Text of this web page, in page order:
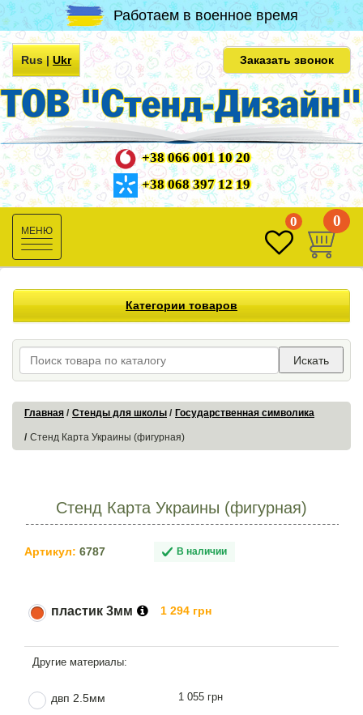
Работаем в военное время
Rus|Ukr Заказать звонок
+38 066 001 10 20
+38 068 397 12 19
Toggle
navigation
0 0
Категории товаров
Искать
Главная Стенды для школы Государственная символика
Стенд Карта Украины (фигурная)
Стенд Карта Украины (фигурная)
Артикул: 6787 В наличии
пластик 3мм 1 294 грн
двп 2.5мм 1 055 грн